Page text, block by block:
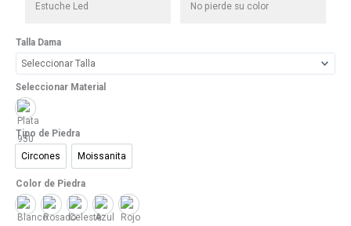
Estuche Led No pierde su color
Talla Dama
Seleccionar Material
Plata 950
Tipo de Piedra
Circones Moissanita
Color de Piedra
BlancoRosadoCelesteAzul Rojo